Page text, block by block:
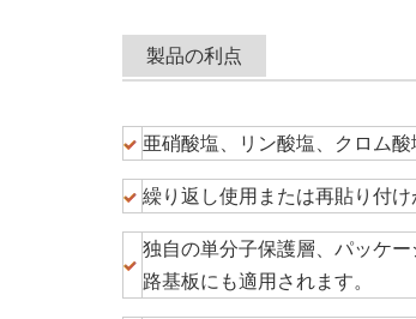
製品の利点
亜硝酸塩、リン酸塩、クロム
繰り返し使用または再貼り付け
独自の単分子保護層、パッケ
路基板にも適用されます。